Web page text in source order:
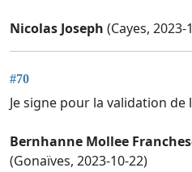
Nicolas Joseph (Cayes, 2023-
#70
Je signe pour la validation
Bernhanne Mollee
(Gonaïves, 2023-10-22)